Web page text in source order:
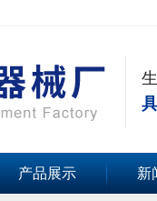
产品展示 新